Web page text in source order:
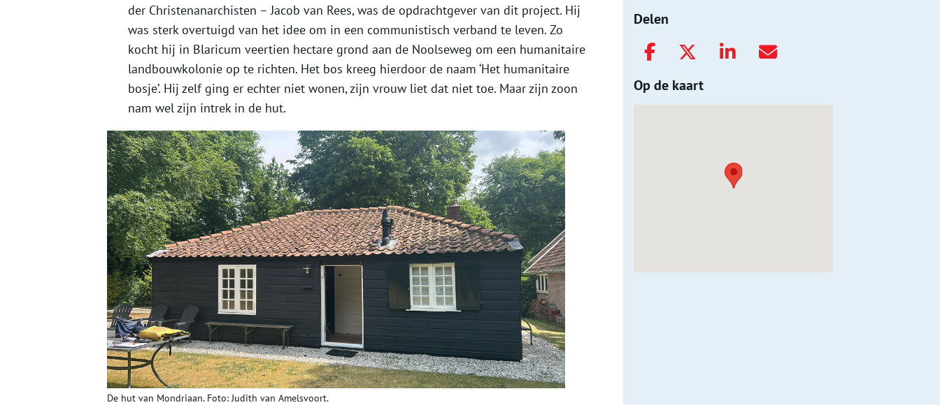
der Christenanarchisten – Jacob van Rees, was de opdrachtgever van dit project. Hij
was sterk overtuigd van het idee om in een communistisch verband te leven. Zo
kocht hij in Blaricum veertien hectare grond aan de Noolseweg om een humanitaire
landbouwkolonie op te richten. Het bos kreeg hierdoor de naam ‘Het humanitaire
bosje’. Hij zelf ging er echter niet wonen, zijn vrouw liet dat niet toe. Maar zijn zoon
nam wel zijn intrek in de hut.
De hut van Mondriaan. Foto: Judith van Amelsvoort.
Delen
Op de kaart